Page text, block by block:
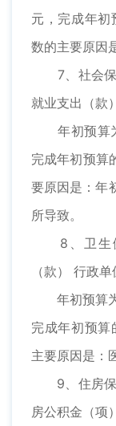
元，完成年初
数的主要原因
7、社会保
就业支出（款
年初预算为
完成年初预算
要原因是：年
所导致。
8、卫生健
（款） 行政
年初预算为
完成年初预算
主要原因是：
9、住房保
房公积金（项